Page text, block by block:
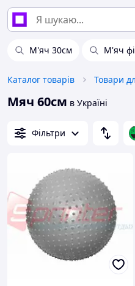
М'яч 30см М'яч
Каталог товарів Товари
Мяч 60см в Україні
Фільтри